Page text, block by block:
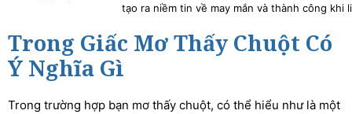
tạo ra niềm tin về may mắn và thành công
Trong Giấc Mơ Thấy Chuột Có
Ý Nghĩa Gì
Trong trường hợp bạn mơ thấy chuột, có thể hiểu như là một